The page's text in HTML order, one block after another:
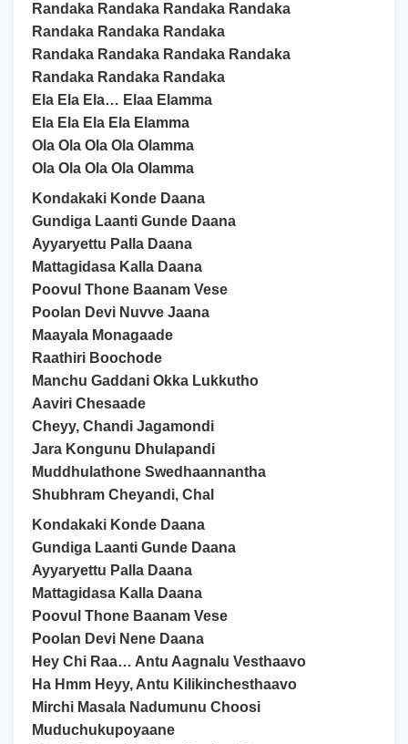
Randaka Randaka Randaka Randaka
Randaka Randaka Randaka
Randaka Randaka Randaka Randaka
Randaka Randaka Randaka
Ela Ela Ela… Elaa Elamma
Ela Ela Ela Ela Elamma
Ola Ola Ola Ola Olamma
Ola Ola Ola Ola Olamma
Kondakaki Konde Daana
Gundiga Laanti Gunde Daana
Ayyaryettu Palla Daana
Mattagidasa Kalla Daana
Poovul Thone Baanam Vese
Poolan Devi Nuvve Jaana
Maayala Monagaade
Raathiri Boochode
Manchu Gaddani Okka Lukkutho
Aaviri Chesaade
Cheyy, Chandi Jagamondi
Jara Kongunu Dhulapandi
Muddhulathone Swedhaannantha
Shubhram Cheyandi, Chal
Kondakaki Konde Daana
Gundiga Laanti Gunde Daana
Ayyaryettu Palla Daana
Mattagidasa Kalla Daana
Poovul Thone Baanam Vese
Poolan Devi Nene Daana
Hey Chi Raa… Antu Aagnalu Vesthaavo
Ha Hmm Heyy, Antu Kilikinchesthaavo
Mirchi Masala Nadumunu Choosi
Muduchukupoyaane